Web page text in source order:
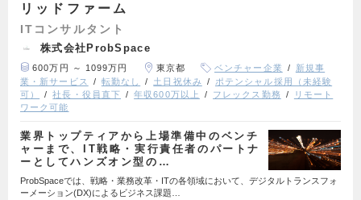
リッドファーム
ITコンサルタント
株式会社ProbSpace
600万円 ～ 1099万円 東京都 ベンチャー企業
新規事
業・新サービス
転勤なし 土日祝休み
ポテンシャル採用（未経験
可）
社長・役員直下 年収600万以上 フレックス勤務
リモート
ワーク可能
業界トップティアから上場準備中のベンチ
ャーまで、IT戦略・実行責任者のパートナ
ーとしてハンズオン型の…
ProbSpaceでは、戦略・業務改革・ITの各領域において、デジタルトランスフォ
ーメーション(DX)によるビジネス課題…